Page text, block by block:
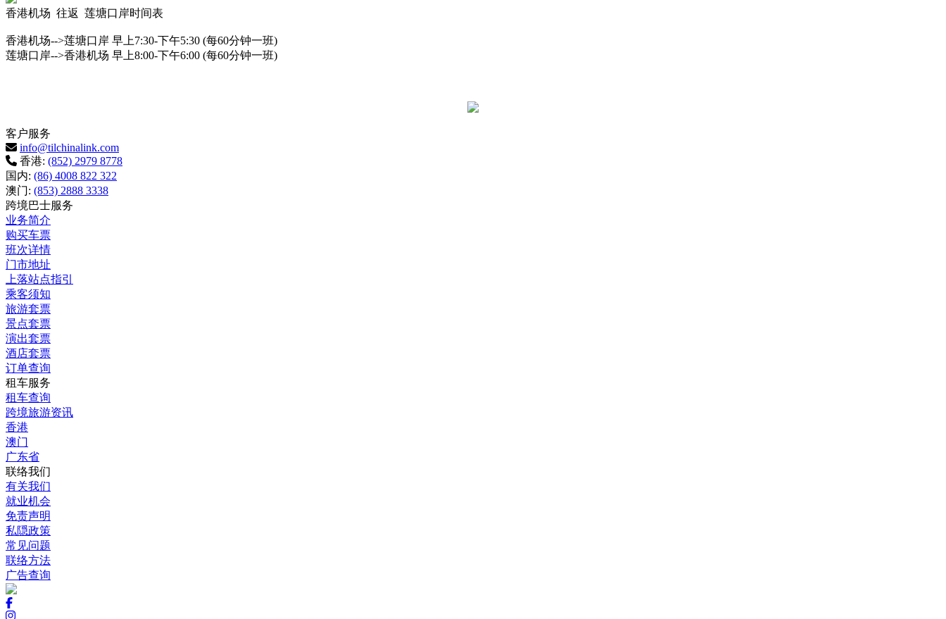
香港机场 往返 莲塘口岸时间表
香港机场-->莲塘口岸 早上7:30-下午5:30 (每60分钟一班)
莲塘口岸-->香港机场 早上8:00-下午6:00 (每60分钟一班)
客户服务
info@tilchinalink.com
香港: (852) 2979 8778
国内: (86) 4008 822 322
澳门: (853) 2888 3338
跨境巴士服务
业务简介
购买车票
班次详情
门市地址
上落站点指引
乘客须知
旅游套票
景点套票
演出套票
酒店套票
订单查询
租车服务
租车查询
跨境旅游资讯
香港
澳门
广东省
联络我们
有关我们
就业机会
免责声明
私隠政策
常见问题
联络方法
广告查询